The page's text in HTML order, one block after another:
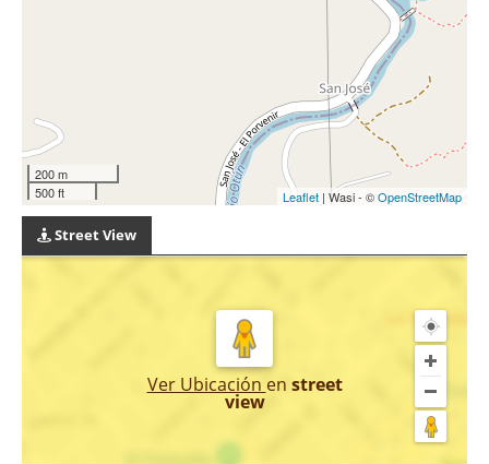
200 m
500 ft
Leaflet | Wasi - ©OpenStreetMap
Street View
Ver Ubicación en street
view